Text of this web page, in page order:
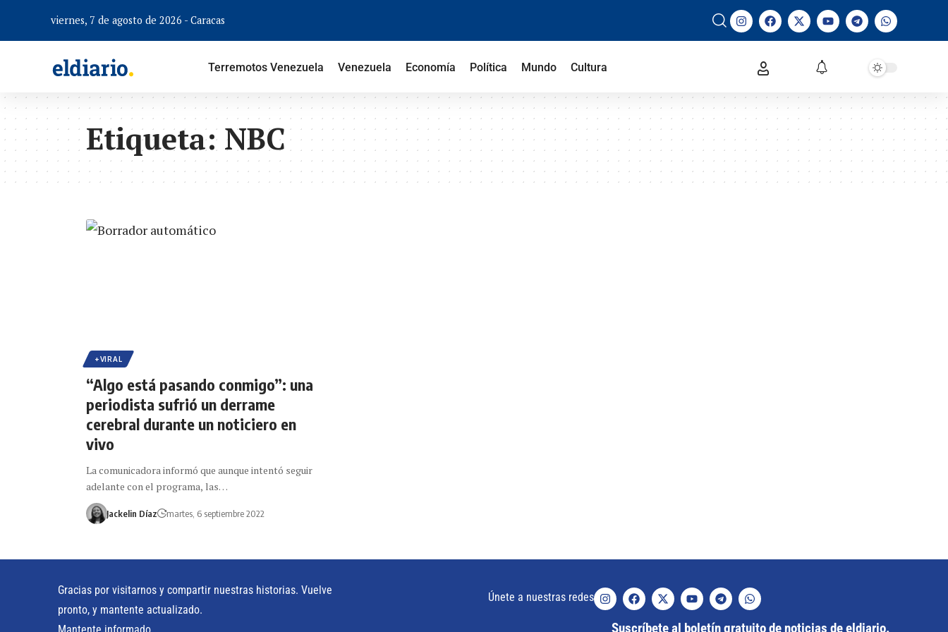
viernes, 7 de agosto de 2026 - Caracas
Terremotos Venezuela Venezuela Economía Política Mundo Cultura
Etiqueta:NBC
+VIRAL
“Algo está pasando conmigo”: una
periodista sufrió un derrame
cerebral durante un noticiero en
vivo
La comunicadora informó que aunque intentó seguir
adelante con el programa, las…
Jackelin Díaz martes, 6 septiembre 2022
Gracias por visitarnos y compartir nuestras historias. Vuelve
pronto, y mantente actualizado.
Únete a nuestras redes
Suscríbete al boletín gratuito de noticias de eldiario.